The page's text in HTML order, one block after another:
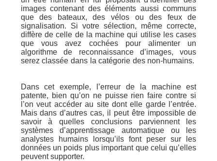
images contenant des éléments aussi communs
que des bateaux, des vélos ou des feux de
signalisation. Si votre sélection, même correcte,
diffère de celle de la machine qui utilise les cases
que vous avez cochées pour alimenter un
algorithme de reconnaissance d’images, vous
serez classée dans la catégorie des non-humains.
Dans cet exemple, l’erreur de la machine est
patente, bien qu’on ne puisse rien faire contre si
l’on veut accéder au site dont elle garde l’entrée.
Mais dans d’autres cas, il peut être impossible de
savoir à quelles conclusions parviennent les
systèmes d’apprentissage automatique ou les
analystes humains lorsqu’ils font peser sur les
données un poids plus important que celui qu’elles
peuvent supporter.